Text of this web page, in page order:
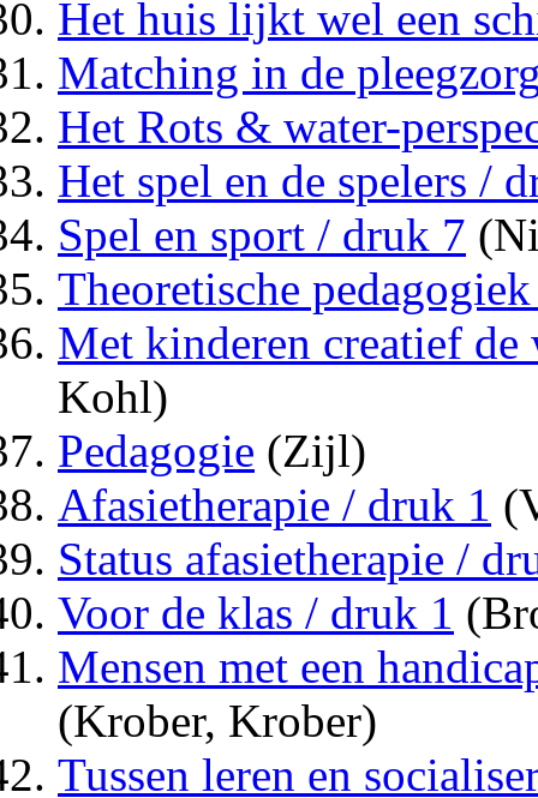
Het huis lijkt wel een
Matching in de
Het Rots & water-
Het spel en de spelers /
Spel en sport / druk 7
Theoretische
Met kinderen creatief
Kohl)
Pedagogie (Zijl)
Afasietherapie / druk 1
Status afasietherapie /
Voor de klas / druk 1
Mensen met een
(Krober, Krober)
Tussen leren en